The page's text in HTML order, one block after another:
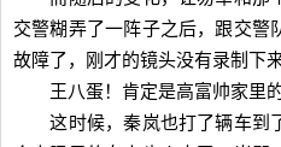
交警糊弄了一阵子之后，跟交警
故障了，刚才的镜头没有录制下来
王八蛋！肯定是高富帅家里的
这时候，秦岚也打了辆车到